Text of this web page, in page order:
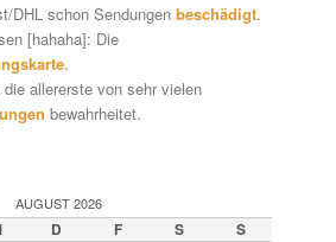
DHL schon Sendungen beschädigt.
[hahaha]: Die
.
allererste von sehr vielen
bewahrheitet.
AUGUST 2026
D F S S